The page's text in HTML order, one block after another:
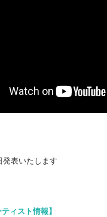
発表いたします
ィスト情報】